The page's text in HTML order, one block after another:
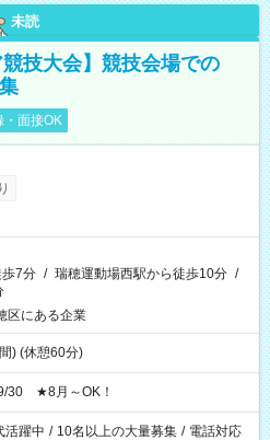
未読
技大会】競技会場での
・面接OK
7分 / 瑞穂運動場西駅から徒歩10分 /
区にある企業
) (休憩60分)
9/30 ★8月～OK！
活躍中 / 10名以上の大量募集 / 電話対応